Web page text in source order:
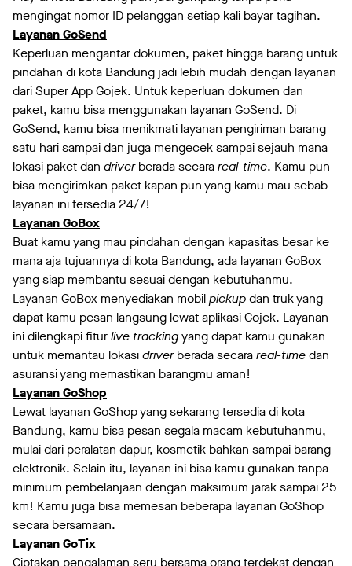
mengingat nomor ID pelanggan setiap kali bayar tagihan.
Layanan GoSend
Keperluan mengantar dokumen, paket hingga barang untuk
pindahan di kota Bandung jadi lebih mudah dengan layanan
dari Super App Gojek. Untuk keperluan dokumen dan
paket, kamu bisa menggunakan layanan GoSend. Di
GoSend, kamu bisa menikmati layanan pengiriman barang
satu hari sampai dan juga mengecek sampai sejauh mana
lokasi paket dan driverberada secarareal-time. Kamu pun
bisa mengirimkan paket kapan pun yang kamu mau sebab
layanan ini tersedia 24/7!
Layanan GoBox
Buat kamu yang mau pindahan dengan kapasitas besar ke
mana aja tujuannya di kota Bandung, ada layanan GoBox
yang siap membantu sesuai dengan kebutuhanmu.
Layanan GoBox menyediakan mobilpickupdan truk yang
dapat kamu pesan langsung lewat aplikasi Gojek. Layanan
ini dilengkapi fiturlive trackingyang dapat kamu gunakan
untuk memantau lokasidriverberada secarareal-timedan
asuransi yang memastikan barangmu aman!
Layanan GoShop
Lewat layanan GoShop yang sekarang tersedia di kota
Bandung, kamu bisa pesan segala macam kebutuhanmu,
mulai dari peralatan dapur, kosmetik bahkan sampai barang
elektronik. Selain itu, layanan ini bisa kamu gunakan tanpa
minimum pembelanjaan dengan maksimum jarak sampai 25
km! Kamu juga bisa memesan beberapa layanan GoShop
secara bersamaan.
Layanan GoTix